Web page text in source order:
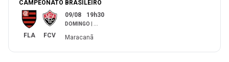
CAMPEONATO BRASILEIRO
FLA FCV
09/08 19h30
DOMINGO
Maracanã